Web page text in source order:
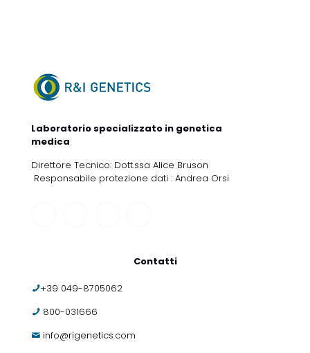
Laboratorio specializzato in genetica
medica
Direttore Tecnico: Dott.ssa Alice Bruson
Responsabile protezione dati : Andrea Orsi
Contatti
+39 049-8705062
800-031666
info@rigenetics.com